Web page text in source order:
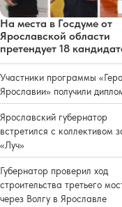
На места в Госдуме от
Ярославской области
претендует 18
Участники программы
Ярославии» получили
Ярославский губернатор
встретился с коллективом
«Луч»
Губернатор проверил ход
строительства третьего
через Волгу в Ярославле